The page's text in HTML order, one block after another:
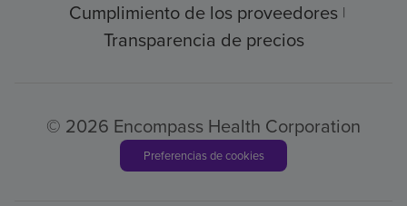
Cumplimiento de los proveedores
Transparencia de precios
© 2026 Encompass Health Corporation
Preferencias de cookies